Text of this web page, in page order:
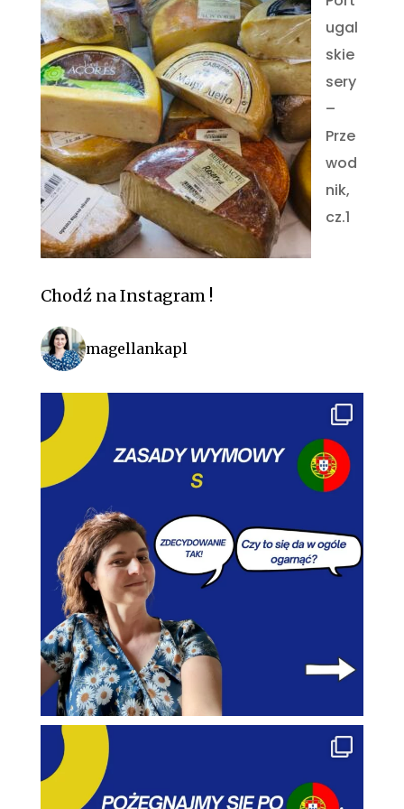
ugal
skie
sery
–
Prze
wod
nik,
cz.1
Chodź na Instagram !
magellankapl